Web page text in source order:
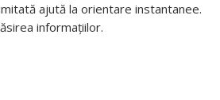
ajută la orientare instantanee.
informațiilor.